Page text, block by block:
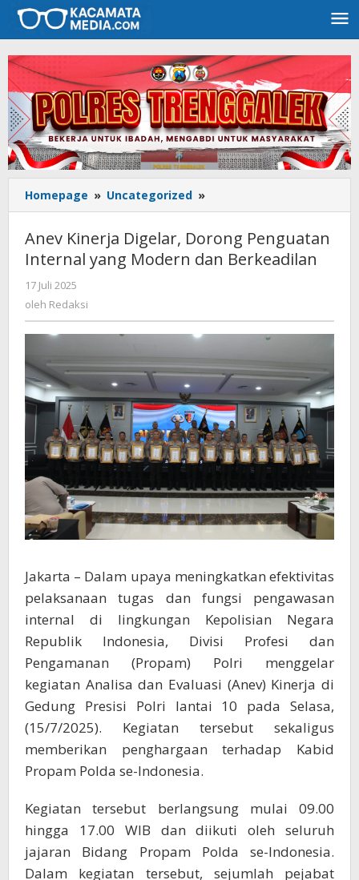
Lewati
konten
Homepage » Uncategorized »
Kinerja
Dorong
Penguatan
Anev Kinerja Digelar, Dorong Penguatan
Internal yang Modern dan Berkeadilan
17 Juli 2025
Redaksi
oleh Redaksi
Jakarta – Dalam upaya meningkatkan efektivitas
pelaksanaan tugas dan fungsi pengawasan
internal di lingkungan Kepolisian Negara
Republik Indonesia, Divisi Profesi dan
Pengamanan (Propam) Polri menggelar
kegiatan Analisa dan Evaluasi (Anev) Kinerja di
Gedung Presisi Polri lantai 10 pada Selasa,
(15/7/2025). Kegiatan tersebut sekaligus
memberikan penghargaan terhadap Kabid
Propam Polda se-Indonesia.
Kegiatan tersebut berlangsung mulai 09.00
hingga 17.00 WIB dan diikuti oleh seluruh
jajaran Bidang Propam Polda se-Indonesia.
Dalam kegiatan tersebut, sejumlah pejabat